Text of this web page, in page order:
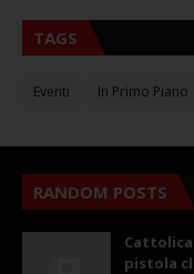
TAGS
Eventi In Primo Piano
RANDOM POSTS
pistola